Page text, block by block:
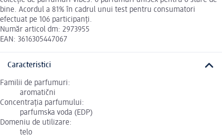
bine. Acordul a 81% în cadrul unui test pentru consumatori
efectuat pe 106 participanți.
Număr articol dm: 2973955
EAN: 3616305447067
Caracteristici
Familii de parfumuri:
aromatični
Concentrația parfumului:
parfumska voda (EDP)
Domeniu de utilizare:
telo